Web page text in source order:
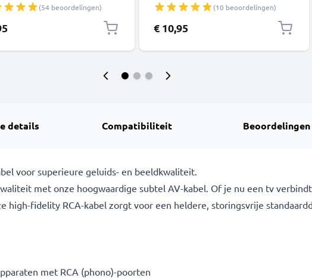
(54 beoordelingen)
PowerShot G7X SX530 HS IXUS 185 -
1m Oplaadkabel 1A Camera foto
PVC Datakabel zwart
(10 beoordelingen)
€ 10,95
details Compatibiliteit Beoordelingen
voor superieure geluids- en beeldkwaliteit.
met onze hoogwaardige subtel AV-kabel. Of je nu een tv
high-fidelity RCA-kabel zorgt voor een heldere, storingsvrije
met RCA (phono)-poorten